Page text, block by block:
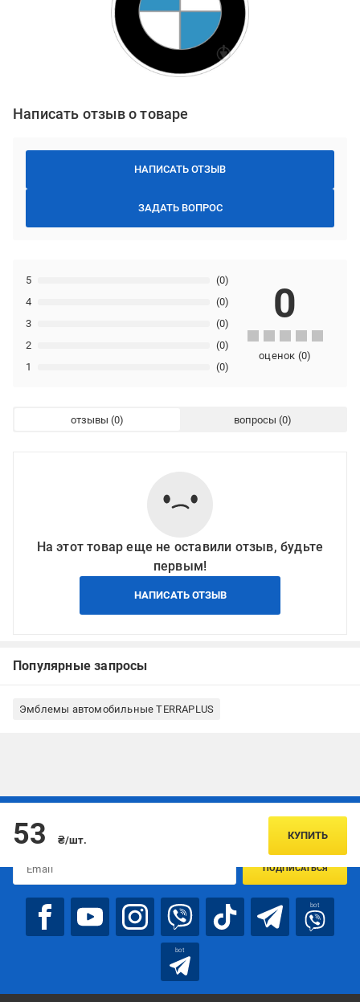
Написать отзыв о товаре
НАПИСАТЬ ОТЗЫВ
ЗАДАТЬ ВОПРОС
1 (0)
2 (0)
3 (0)
4 (0)
5 (0)
0
оценок (0)
отзывы вопросы
На этот товар еще не оставили отзыв, будьте
первым!
НАПИСАТЬ ОТЗЫВ
Популярные запросы
Эмблемы автомобильные TERRAPLUS
53 ₴/шт. КУПИТЬ
Подписывайтесь, чтобы узнавать первым об акцияx и
ПОДПИСАТЬСЯ
bot
bot